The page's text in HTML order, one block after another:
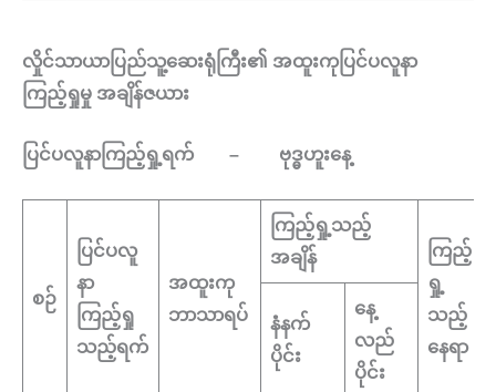
လှိုင်သာယာပြည်သူ့ဆေးရုံကြီး၏ အထူးကုပြင်ပလူနာ
ကြည့်ရှုမှု အချိန်ဇယား
ပြင်ပလူနာကြည့်ရှု့ရက် – ဗုဒ္ဓဟူးနေ့
စဉ်
ပြင်ပလူ
နာ
ကြည့်ရှု
သည့်ရက်
အထူးကု
ဘာသာရပ်
ကြည့်ရှု့သည့်
အချိန်
ကြည့်
ရှု့
သည့်
နေရာ
နံနက်
ပိုင်း
နေ့
လည်
ပိုင်း